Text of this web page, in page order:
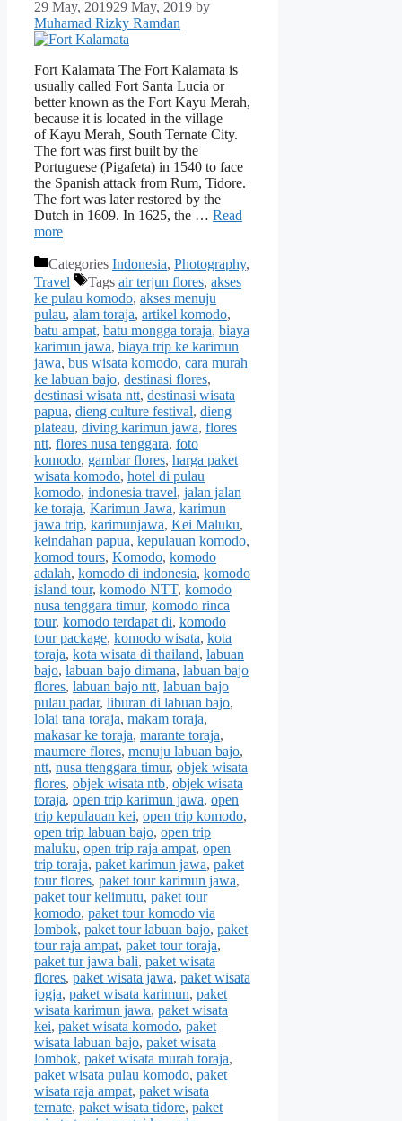
29 May, 201929 May, 2019 by
Muhamad Rizky Ramdan
Fort Kalamata The Fort Kalamata is
usually called Fort Santa Lucia or
better known as the Fort Kayu Merah,
because it is located in the village
of Kayu Merah, South Ternate City.
The fort was first built by the
Portuguese (Pigafeta) in 1540 to face
the Spanish attack from Rum, Tidore.
The fort was later restored by the
Dutch in 1609. In 1625, the … Read
more
Categories Indonesia, Photography,
Travel
Tags air terjun flores, akses
ke pulau komodo, akses menuju
pulau, alam toraja, artikel komodo,
batu ampat, batu mongga toraja, biaya
karimun jawa, biaya trip ke karimun
jawa, bus wisata komodo, cara murah
ke labuan bajo, destinasi flores,
destinasi wisata ntt, destinasi wisata
papua, dieng culture festival, dieng
plateau, diving karimun jawa, flores
ntt, flores nusa tenggara, foto
komodo, gambar flores, harga paket
wisata komodo, hotel di pulau
komodo, indonesia travel, jalan jalan
ke toraja, Karimun Jawa, karimun
jawa trip, karimunjawa, Kei Maluku,
keindahan papua, kepulauan komodo,
komod tours, Komodo, komodo
adalah, komodo di indonesia, komodo
island tour, komodo NTT, komodo
nusa tenggara timur, komodo rinca
tour, komodo terdapat di, komodo
tour package, komodo wisata, kota
toraja, kota wisata di thailand, labuan
bajo, labuan bajo dimana, labuan bajo
flores, labuan bajo ntt, labuan bajo
pulau padar, liburan di labuan bajo,
lolai tana toraja, makam toraja,
makasar ke toraja, marante toraja,
maumere flores, menuju labuan bajo,
ntt, nusa ttenggara timur, objek wisata
flores, objek wisata ntb, objek wisata
toraja, open trip karimun jawa, open
trip kepulauan kei, open trip komodo,
open trip labuan bajo, open trip
maluku, open trip raja ampat, open
trip toraja, paket karimun jawa, paket
tour flores, paket tour karimun jawa,
paket tour kelimutu, paket tour
komodo, paket tour komodo via
lombok, paket tour labuan bajo, paket
tour raja ampat, paket tour toraja,
paket tur jawa bali, paket wisata
flores, paket wisata jawa, paket wisata
jogja, paket wisata karimun, paket
wisata karimun jawa, paket wisata
kei, paket wisata komodo, paket
wisata labuan bajo, paket wisata
lombok, paket wisata murah toraja,
paket wisata pulau komodo, paket
wisata raja ampat, paket wisata
ternate, paket wisata tidore, paket